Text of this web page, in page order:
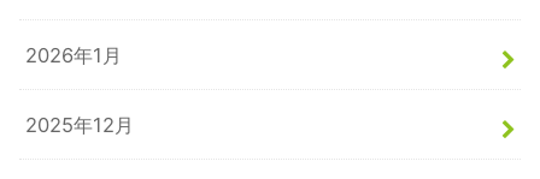
2026年1月
2025年12月